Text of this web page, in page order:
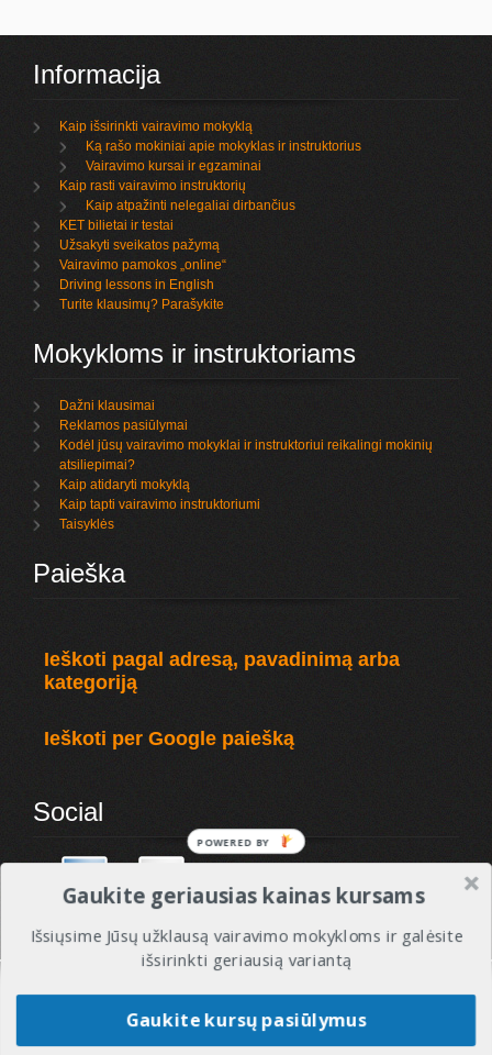
Informacija
Kaip išsirinkti vairavimo mokyklą
Ką rašo mokiniai apie mokyklas ir instruktorius
Vairavimo kursai ir egzaminai
Kaip rasti vairavimo instruktorių
Kaip atpažinti nelegaliai dirbančius
KET bilietai ir testai
Užsakyti sveikatos pažymą
Vairavimo pamokos „online“
Driving lessons in English
Turite klausimų? Parašykite
Mokykloms ir instruktoriams
Dažni klausimai
Reklamos pasiūlymai
Kodėl jūsų vairavimo mokyklai ir instruktoriui reikalingi mokinių
atsiliepimai?
Kaip atidaryti mokyklą
Kaip tapti vairavimo instruktoriumi
Taisyklės
Paieška
Ieškoti pagal adresą, pavadinimą arba
kategoriją
Ieškoti per Google paiešką
Social
Gaukite geriausias kainas kursams
Išsiųsime Jūsų užklausą vairavimo mokykloms ir galėsite
išsirinkti geriausią variantą
Gaukite kursų pasiūlymus
POWERED BY